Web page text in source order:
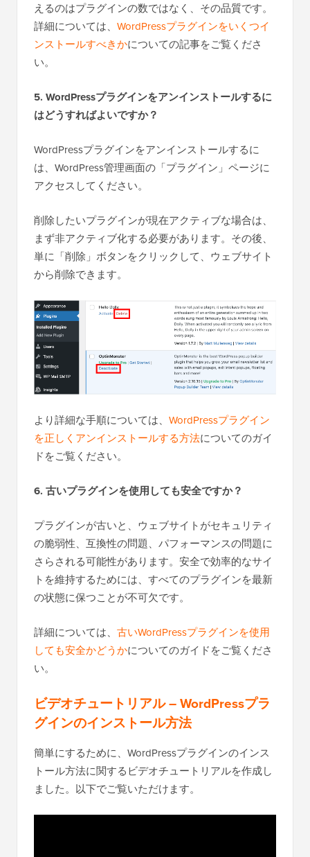
えるのはプラグインの数ではなく、その品質です。
詳細については、 WordPressプラグインをいくつイ
ンストールすべきかについての記事をご覧くださ
い。
5. WordPressプラグインをアンインストールするに
はどうすればよいですか？
WordPressプラグインをアンインストールするに
は、WordPress管理画面の「プラグイン」ページに
アクセスしてください。
削除したいプラグインが現在アクティブな場合は、
まず非アクティブ化する必要があります。その後、
単に「削除」ボタンをクリックして、ウェブサイト
から削除できます。
より詳細な手順については、 WordPressプラグイン
を正しくアンインストールする方法についてのガイ
ドをご覧ください。
6. 古いプラグインを使用しても安全ですか？
プラグインが古いと、ウェブサイトがセキュリティ
の脆弱性、互換性の問題、パフォーマンスの問題に
さらされる可能性があります。安全で効率的なサイ
トを維持するためには、すべてのプラグインを最新
の状態に保つことが不可欠です。
詳細については、 古いWordPressプラグインを使用
しても安全かどうかについてのガイドをご覧くださ
い。
ビデオチュートリアル – WordPressプラ
グインのインストール方法
簡単にするために、WordPressプラグインのインス
トール方法に関するビデオチュートリアルを作成し
ました。以下でご覧いただけます。